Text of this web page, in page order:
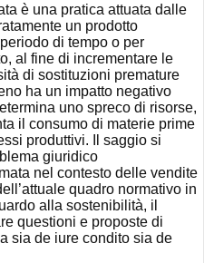
è una pratica attuata dalle
un prodotto
di tempo o per
al fine di incrementare le
di sostituzioni premature
ha un impatto negativo
uno spreco di risorse,
il consumo di materie prime
produttivi. Il saggio si
giuridico
nel contesto delle vendite
quadro normativo in
alla sostenibilità, il
questioni e proposte di
siade iure condito siade